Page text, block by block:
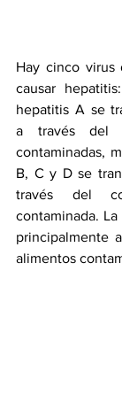
Hay cinco virus
causar
hepatitis A se
a través del
contaminadas,
B, C y D se
través del
contaminada.
principalmente
alimentos